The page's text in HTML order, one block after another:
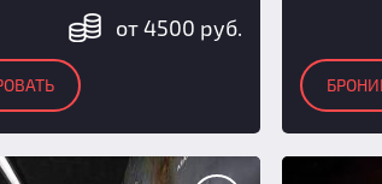
от 4500 руб.